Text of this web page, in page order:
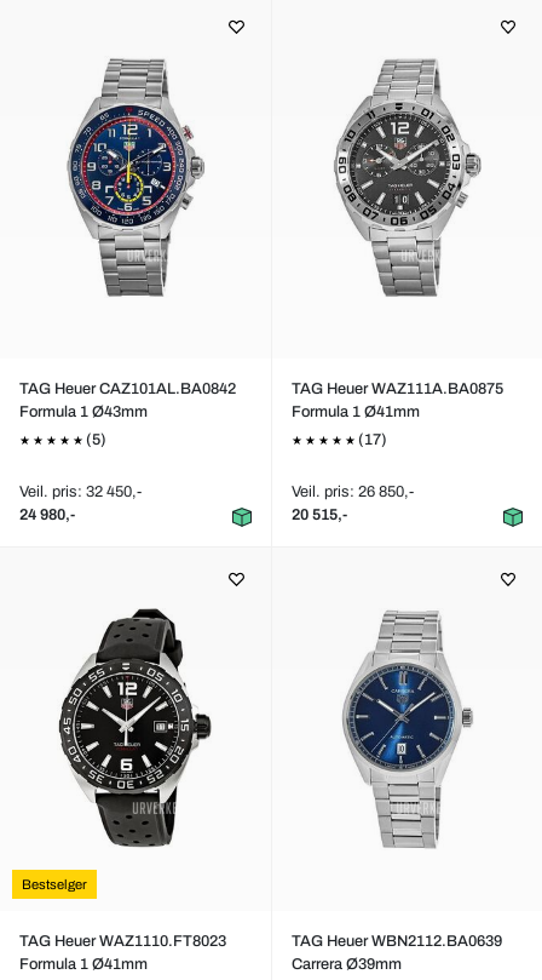
TAG Heuer CAZ101AL.BA0842
Formula 1 Ø43mm
(5)
Veil. pris: 32 450,-
24 980,-
TAG Heuer WAZ111A.BA0875
Formula 1 Ø41mm
(17)
Veil. pris: 26 850,-
20 515,-
Bestselger
TAG Heuer WAZ1110.FT8023
Formula 1 Ø41mm
TAG Heuer WBN2112.BA0639
Carrera Ø39mm